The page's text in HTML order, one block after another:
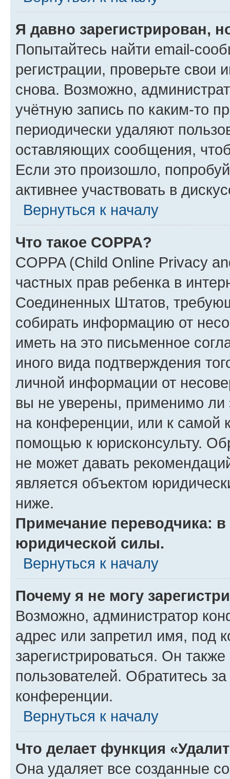
Я давно зарегистрирован,
Попытайтесь найти email-
регистрации, проверьте свои
снова. Возможно,
учётную запись по каким-то
периодически удаляют
оставляющих сообщения,
Если это произошло,
активнее участвовать в
Вернуться к началу
Что такое COPPA?
COPPA (Child Online Privacy
частных прав ребенка в
Соединенных Штатов,
собирать информацию от
иметь на это письменное
иного вида подтверждения
личной информации от
вы не уверены, применимо ли
на конференции, или к самой
помощью к юрисконсульту.
не может давать
является объектом
ниже.
Примечание переводчика:
юридической силы.
Вернуться к началу
Почему я не могу
Возможно, администратор
адрес или запретил имя, под
зарегистрироваться. Он
пользователей. Обратитесь
конференции.
Вернуться к началу
Что делает функция
Она удаляет все созданные